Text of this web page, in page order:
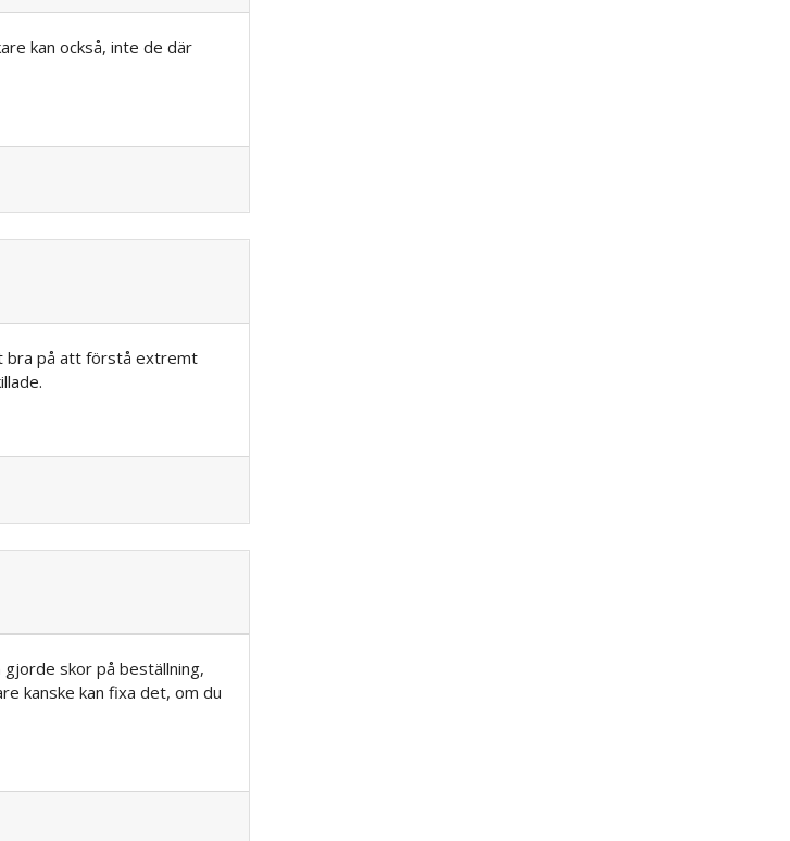
kan också, inte de där
bra på att förstå extremt
skor på beställning,
kanske kan fixa det, om du